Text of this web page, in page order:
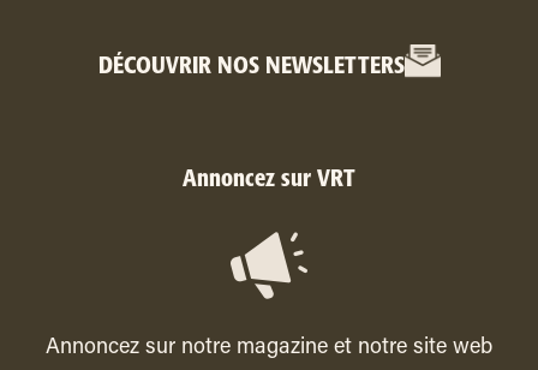
DÉCOUVRIR NOS NEWSLETTERS
Annoncez sur VRT
Annoncez sur notre magazine et notre site web